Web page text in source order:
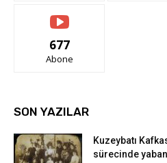
677
Abone
SON YAZILAR
Kuzeybatı
sürecinde